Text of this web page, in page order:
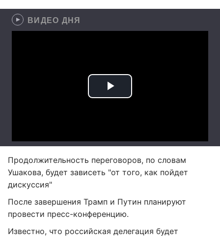
ВИДЕО ДНЯ
Продолжительность переговоров, по словам
Ушакова, будет зависеть "от того, как пойдет
дискуссия"
После завершения Трамп и Путин планируют
провести пресс-конференцию.
Известно, что российская делегация будет